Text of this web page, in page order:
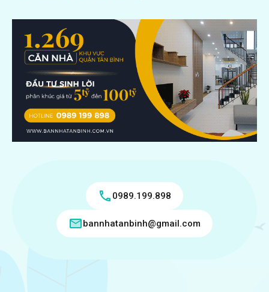
0989.199.898
bannhatanbinh@gmail.com